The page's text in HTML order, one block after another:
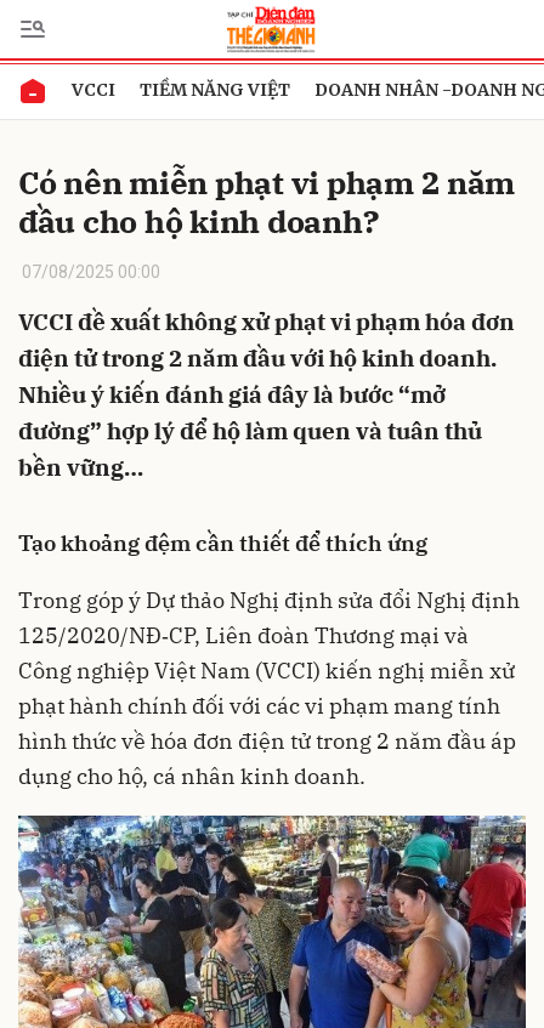
VCCI TIỀM NĂNG VIỆT DOANH NHÂN -DOANH
Có nên miễn phạt vi phạm 2 năm
đầu cho hộ kinh doanh?
07/08/2025 00:00
VCCI đề xuất không xử phạt vi phạm hóa đơn
điện tử trong 2 năm đầu với hộ kinh doanh.
Nhiều ý kiến đánh giá đây là bước “mở
đường” hợp lý để hộ làm quen và tuân thủ
bền vững…
Tạo khoảng đệm cần thiết để thích ứng
Trong góp ý Dự thảo Nghị định sửa đổi Nghị định
125/2020/NĐ‑CP, Liên đoàn Thương mại và
Công nghiệp Việt Nam (VCCI) kiến nghị miễn xử
phạt hành chính đối với các vi phạm mang tính
hình thức về hóa đơn điện tử trong 2 năm đầu áp
dụng cho hộ, cá nhân kinh doanh.
Gửi bình luận
Hủy Gửi